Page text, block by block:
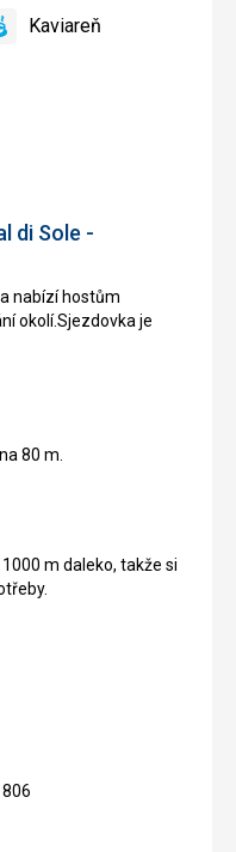
di Sole -
nabízí hostům
okolí.Sjezdovka je
80 m.
m daleko, takže si
Kaviareň